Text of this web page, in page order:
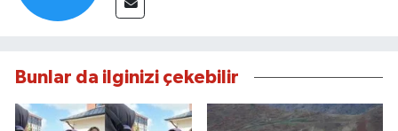
Bunlar da ilginizi çekebilir